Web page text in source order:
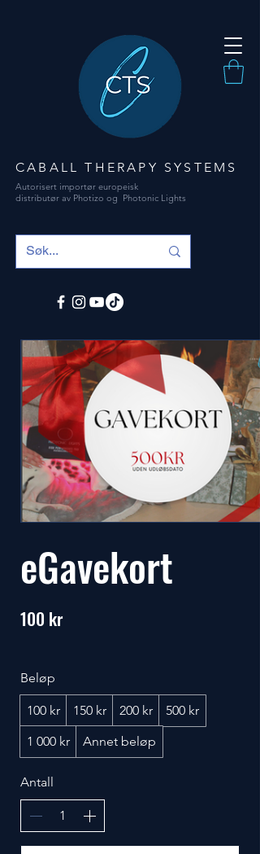
CABALL THERAPY SYSTEMS
Autorisert importør europeisk
distributør av Photizo og Photonic Lights
eGavekort
100 kr
Beløp
100 kr 150 kr 200 kr
500 kr
1 000 kr
Annet beløp
Antall